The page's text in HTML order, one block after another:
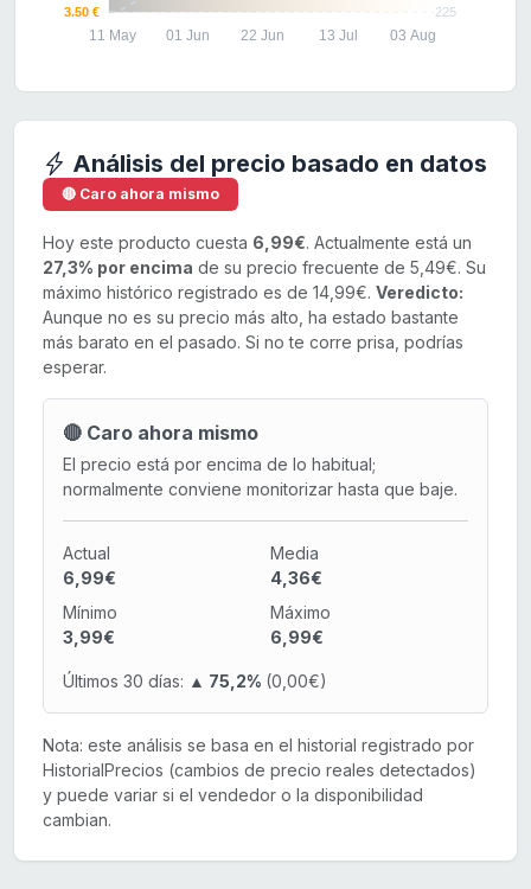
225
3.50 €
11 May 01 Jun 22 Jun 13 Jul 03 Aug
Análisis del precio basado en datos
🔴 Caro ahora mismo
Hoy este producto cuesta 6,99€. Actualmente está un
27,3% por encima de su precio frecuente de 5,49€. Su
máximo histórico registrado es de 14,99€. Veredicto:
Aunque no es su precio más alto, ha estado bastante
más barato en el pasado. Si no te corre prisa, podrías
esperar.
🔴 Caro ahora mismo
El precio está por encima de lo habitual;
normalmente conviene monitorizar hasta que baje.
Actual
6,99€
Media
4,36€
Mínimo
3,99€
Máximo
6,99€
Últimos 30 días: ▲ 75,2% (0,00€)
Nota: este análisis se basa en el historial registrado por
HistorialPrecios (cambios de precio reales detectados)
y puede variar si el vendedor o la disponibilidad
cambian.